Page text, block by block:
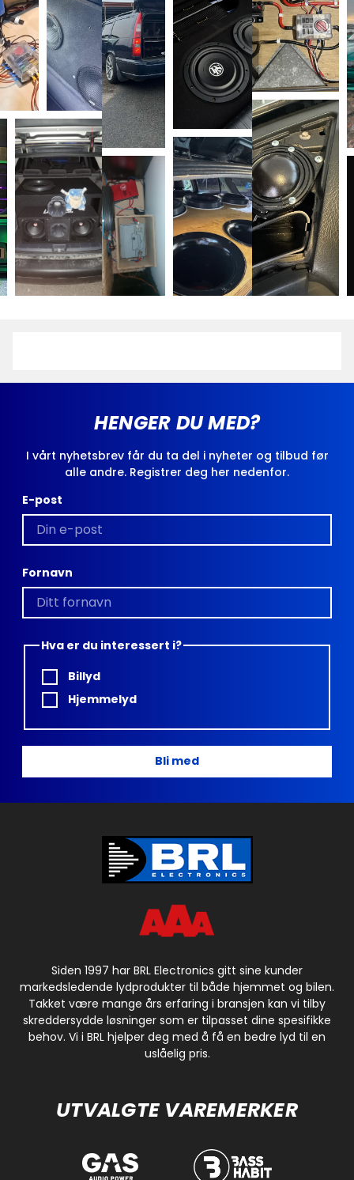
HENGER DU MED?
I vårt nyhetsbrev får du ta del i nyheter og tilbud før
alle andre. Registrer deg her nedenfor.
E-post
Fornavn
Hva er du interessert i?
Billyd
Hjemmelyd
Bli med
Siden 1997 har BRL Electronics gitt sine kunder
markedsledende lydprodukter til både hjemmet og bilen.
Takket være mange års erfaring i bransjen kan vi tilby
skreddersydde løsninger som er tilpasset dine spesifikke
behov. Vi i BRL hjelper deg med å få en bedre lyd til en
uslåelig pris.
UTVALGTE VAREMERKER